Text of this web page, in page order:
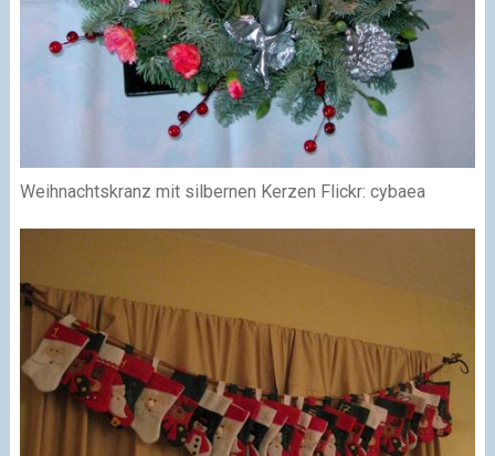
Weihnachtskranz mit silbernen Kerzen Flickr: cybaea